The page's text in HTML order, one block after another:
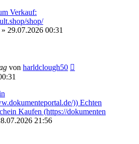
Verkauf:
shop/
» 29.07.2026 00:31
von harldclough50
)) Echten
Kaufen (https://dokumenten
21:56